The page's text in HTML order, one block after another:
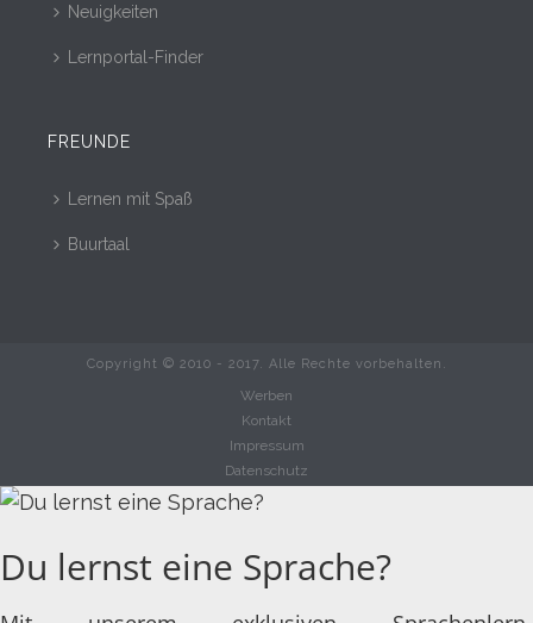
Neuigkeiten
Lernportal-Finder
FREUNDE
Lernen mit Spaß
Buurtaal
Copyright © 2010 - 2017. Alle Rechte vorbehalten.
Werben
Kontakt
Impressum
Datenschutz
Du lernst eine Sprache?